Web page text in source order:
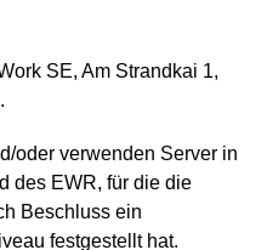
SE, Am Strandkai 1,
oder verwenden Server in
des EWR, für die die
Beschluss ein
festgestellt hat.